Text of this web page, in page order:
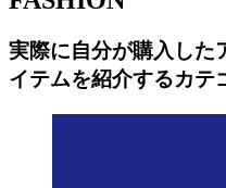
実際に自分が購入した
イテムを紹介するカテ